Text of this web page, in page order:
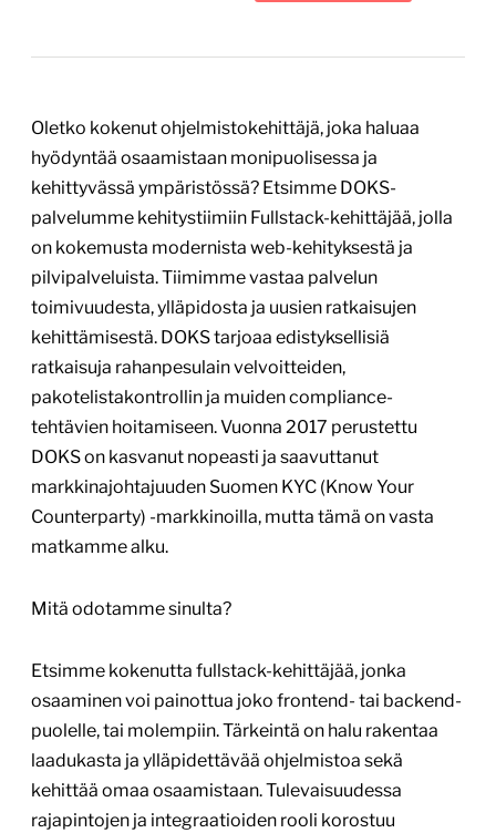
Oletko kokenut ohjelmistokehittäjä, joka haluaa
hyödyntää osaamistaan monipuolisessa ja
kehittyvässä ympäristössä? Etsimme DOKS-
palvelumme kehitystiimiin Fullstack-kehittäjää, jolla
on kokemusta modernista web-kehityksestä ja
pilvipalveluista. Tiimimme vastaa palvelun
toimivuudesta, ylläpidosta ja uusien ratkaisujen
kehittämisestä. DOKS tarjoaa edistyksellisiä
ratkaisuja rahanpesulain velvoitteiden,
pakotelistakontrollin ja muiden compliance-
tehtävien hoitamiseen. Vuonna 2017 perustettu
DOKS on kasvanut nopeasti ja saavuttanut
markkinajohtajuuden Suomen KYC (Know Your
Counterparty) -markkinoilla, mutta tämä on vasta
matkamme alku.
Mitä odotamme sinulta?
Etsimme kokenutta fullstack-kehittäjää, jonka
osaaminen voi painottua joko frontend- tai backend-
puolelle, tai molempiin. Tärkeintä on halu rakentaa
laadukasta ja ylläpidettävää ohjelmistoa sekä
kehittää omaa osaamistaan. Tulevaisuudessa
rajapintojen ja integraatioiden rooli korostuu